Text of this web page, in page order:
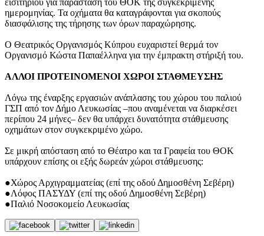
εισιτηρίου για παράσταση του ΘΟΚ της συγκεκριμένης
ημερομηνίας. Τα οχήματα θα καταγράφονται για σκοπούς
διασφάλισης της τήρησης των όρων παραχώρησης.
Ο Θεατρικός Οργανισμός Κύπρου ευχαριστεί θερμά τον
Οργανισμό Κώστα Παπαέλληνα για την έμπρακτη στήριξή του.
ΑΛΛΟΙ ΠΡΟΤΕΙΝΟΜΕΝΟΙ ΧΩΡΟΙ ΣΤΑΘΜΕΥΣΗΣ
Λόγω της έναρξης εργασιών ανάπλασης του χώρου του παλιού
ΓΣΠ από τον Δήμο Λευκωσίας –που αναμένεται να διαρκέσει
περίπου 24 μήνες– δεν θα υπάρχει δυνατότητα στάθμευσης
οχημάτων στον συγκεκριμένο χώρο.
Σε μικρή απόσταση από το Θέατρο και τα Γραφεία του ΘΟΚ
υπάρχουν επίσης οι εξής δωρεάν χώροι στάθμευσης:
●Χώρος Αρχιγραμματείας (επί της οδού Δημοσθένη Σεβέρη)
●Λόφος ΠΑΣΥΔΥ (επί της οδού Δημοσθένη Σεβέρη)
●Παλιό Νοσοκομείο Λευκωσίας